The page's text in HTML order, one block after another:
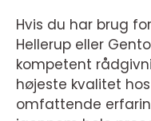
Hvis du har brug
Hellerup eller
kompetent
højeste kvalitet
omfattende